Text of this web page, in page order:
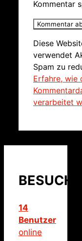
Kommentar
Diese
verwendet
Spam zu
Erfahre, wie
verarbeitet
14
Benutzer
online